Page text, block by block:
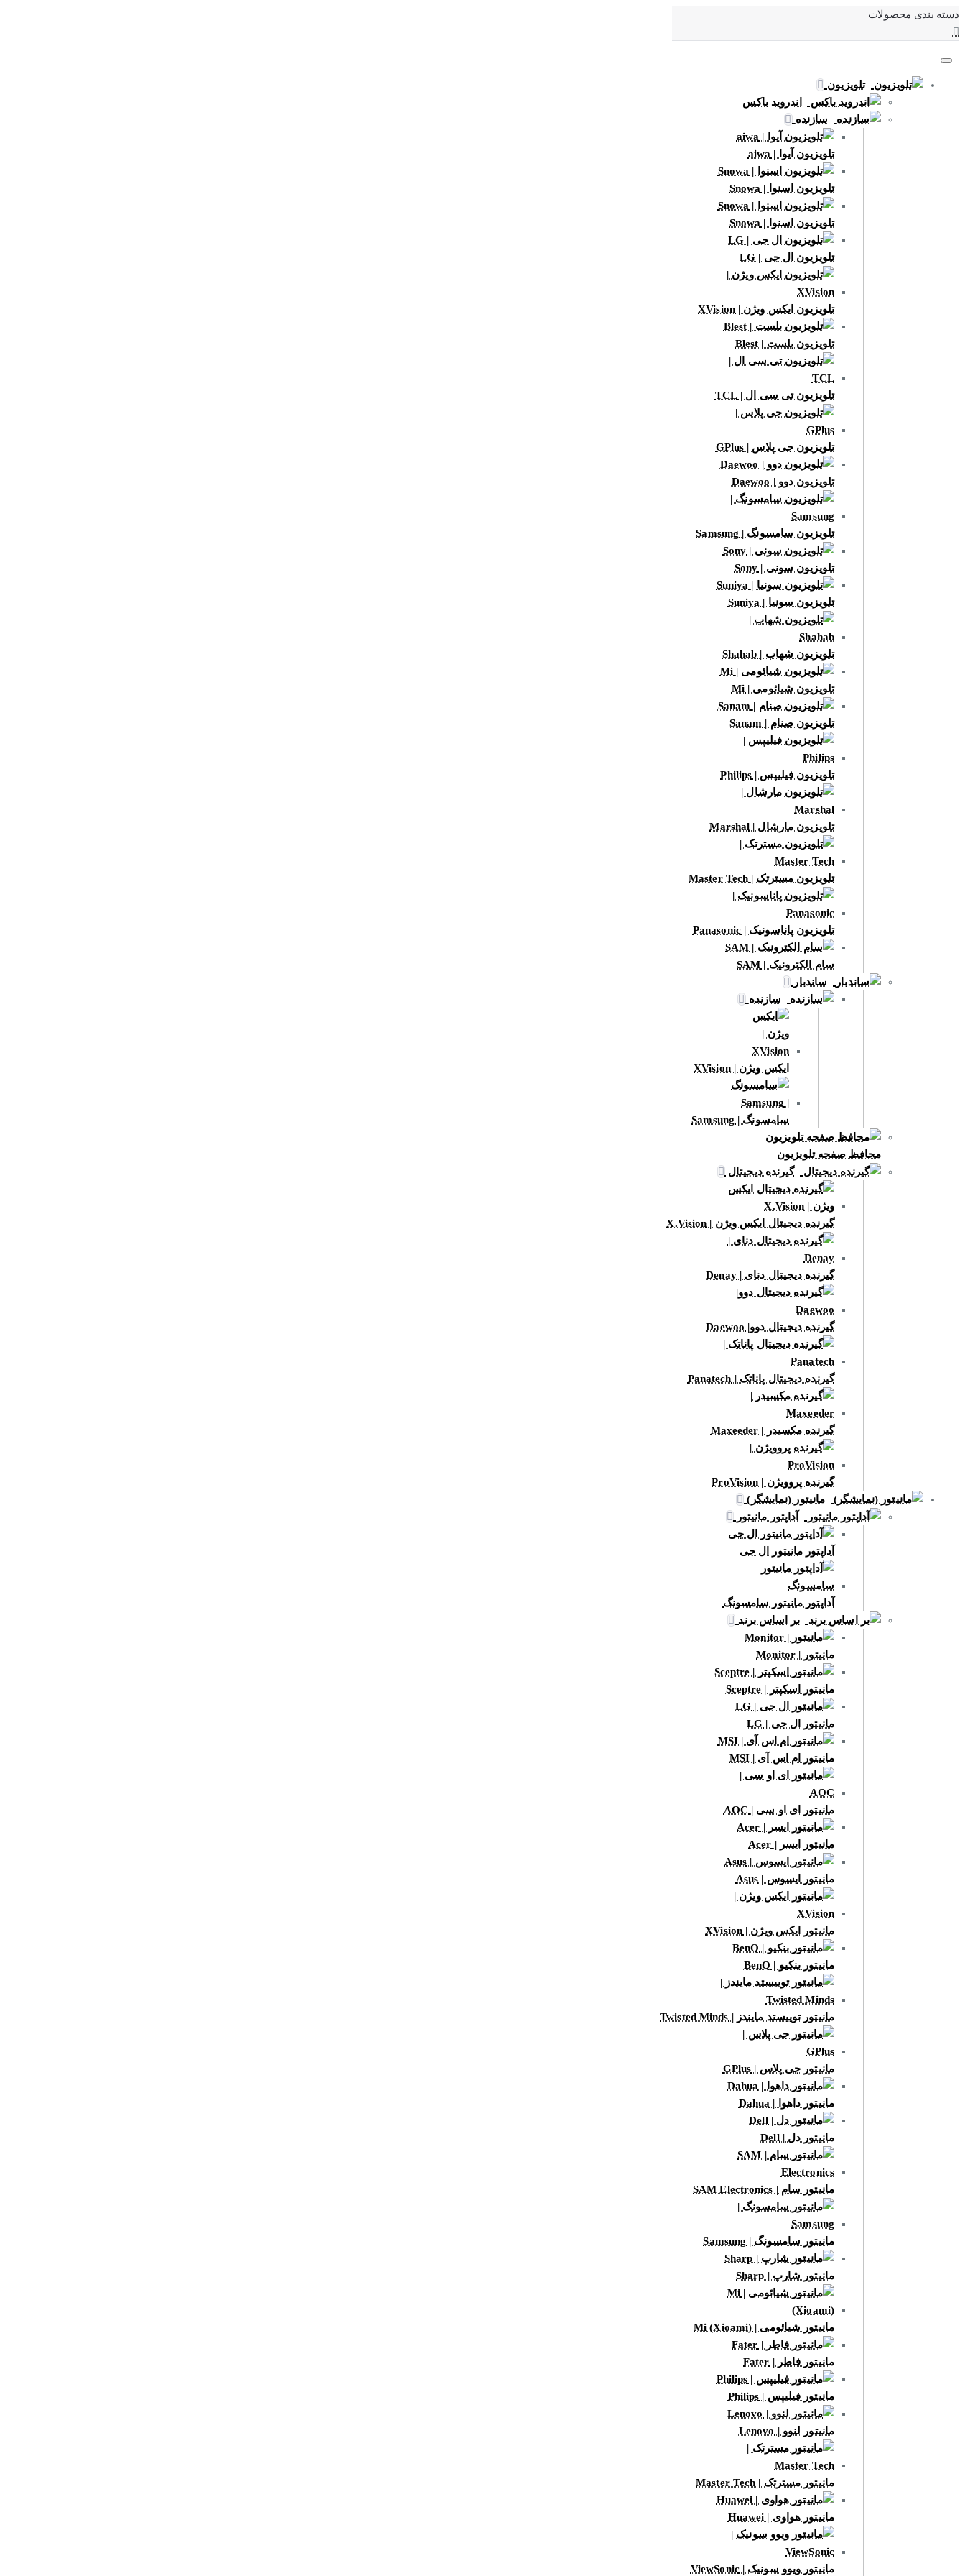
دسته بندی محصولات
تلویزیون
اندروید باکس
سازنده
تلویزیون آیوا | aiwa
تلویزیون اسنوا | Snowa
تلویزیون اسنوا | Snowa
تلویزیون ال جی | LG
تلویزیون ایکس ویژن | XVision
تلویزیون بلست | Blest
تلویزیون تی سی ال | TCL
تلویزیون جی پلاس | GPlus
تلویزیون دوو | Daewoo
تلویزیون سامسونگ | Samsung
تلویزیون سونی | Sony
تلویزیون سونیا | Suniya
تلویزیون شهاب | Shahab
تلویزیون شیائومی | Mi
تلویزیون صنام | Sanam
تلویزیون فیلیپس | Philips
تلویزیون مارشال | Marshal
تلویزیون مسترتک | Master Tech
تلویزیون پاناسونیک | Panasonic
سام الکترونیک | SAM
ساندبار
سازنده
ایکس ویژن | XVision
سامسونگ | Samsung
محافظ صفحه تلویزیون
گیرنده دیجیتال
گیرنده دیجیتال ایکس ویژن | X.Vision
گیرنده دیجیتال دنای | Denay
گیرنده دیجیتال دوو| Daewoo
گیرنده دیجیتال پاناتک | Panatech
گیرنده مکسیدر | Maxeeder
گیرنده پروویژن | ProVision
مانیتور (نمایشگر)
آداپتور مانیتور
آداپتور مانیتور ال جی
آداپتور مانیتور سامسونگ
بر اساس برند
مانیتور | Monitor
مانیتور اسکپتر | Sceptre
مانیتور ال جی | LG
مانیتور ام اس آی | MSI
مانیتور ای او سی | AOC
مانیتور ایسر | Acer
مانیتور ایسوس | Asus
مانیتور ایکس ویژن | XVision
مانیتور بنکیو | BenQ
مانیتور توییستد مایندز | Twisted Minds
مانیتور جی پلاس | GPlus
مانیتور داهوا | Dahua
مانیتور دل | Dell
مانیتور سام | SAM Electronics
مانیتور سامسونگ | Samsung
مانیتور شارپ | Sharp
مانیتور شیائومی | Mi (Xioami)
مانیتور فاطر | Fater
مانیتور فیلیپس | Philips
مانیتور لنوو | Lenovo
مانیتور مسترتک | Master Tech
مانیتور هواوی | Huawei
مانیتور ویوو سونیک | ViewSonic